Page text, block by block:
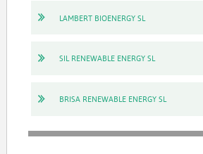
LAMBERT BIOENERGY SL
SIL RENEWABLE ENERGY SL
BRISA RENEWABLE ENERGY SL